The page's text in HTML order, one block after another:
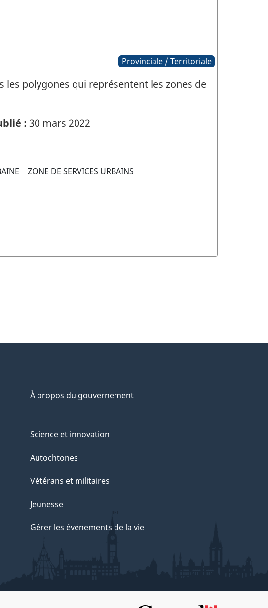
Provinciale / Territoriale
polygones qui représentent les zones de
: 30 mars 2022
ZONE DE SERVICES URBAINS
À propos du gouvernement
Science et innovation
Autochtones
Vétérans et militaires
Jeunesse
Gérer les événements de la vie